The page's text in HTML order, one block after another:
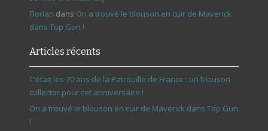
Florian dans On a trouvé le blouson en cuir de Maverick
dans Top Gun !
Articles récents
C’était les 70 ans de la Patrouille de France : un blouson
collector pour cet anniversaire !
On a trouvé le blouson en cuir de Maverick dans Top Gun
!